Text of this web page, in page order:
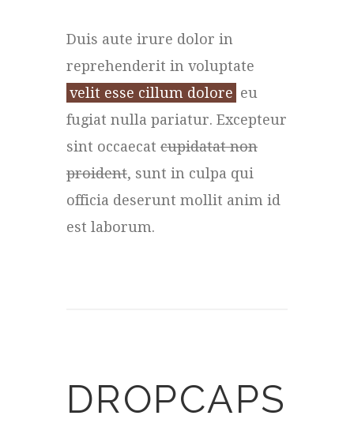
Duis aute irure dolor in
reprehenderit in voluptate
velit esse cillum dolore eu
fugiat nulla pariatur. Excepteur
sint occaecat cupidatat non
proident, sunt in culpa qui
officia deserunt mollit anim id
est laborum.
DROPCAPS